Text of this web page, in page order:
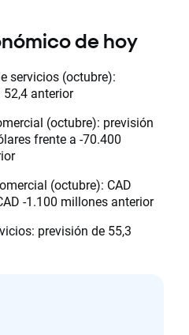
de hoy
servicios (octubre):
52,4 anterior
(octubre): previsión
frente a -70.400
(octubre): CAD
-1.100 millones anterior
previsión de 55,3